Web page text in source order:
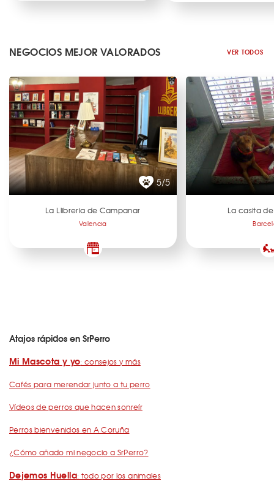
NEGOCIOS MEJOR VALORADOS VER TODOS
5/5
La Llibreria de Campanar
Valencia
La casita
Atajos rápidos en SrPerro
Mi Mascota y yo: consejos y más
Cafés para merendar junto a tu perro
Vídeos de perros que hacen sonreír
Perros bienvenidos en A Coruña
¿Cómo añado mi negocio a SrPerro?
Dejemos Huella: todo por los animales